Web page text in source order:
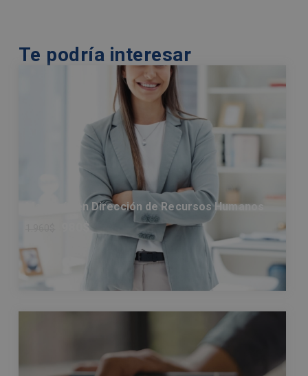
Te podría interesar
Maestría en Dirección de Recursos Humanos
$